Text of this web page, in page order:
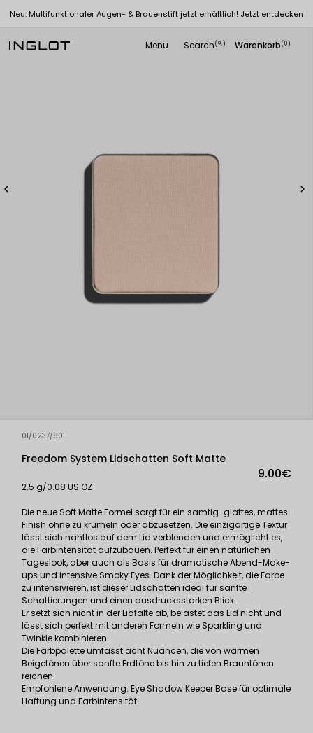
Neu: Multifunktionaler Augen- & Brauenstift jetzt erhältlich! Jetzt entdecken
Menu Search(
search ) Warenkorb(0)
 
01/0237/801
Freedom System Lidschatten Soft Matte
9.00€
2.5 g/0.08 US OZ
Die neue Soft Matte Formel sorgt für ein samtig-glattes, mattes
Finish ohne zu krümeln oder abzusetzen. Die einzigartige Textur
lässt sich nahtlos auf dem Lid verblenden und ermöglicht es,
die Farbintensität aufzubauen. Perfekt für einen natürlichen
Tageslook, aber auch als Basis für dramatische Abend-Make-
ups und intensive Smoky Eyes. Dank der Möglichkeit, die Farbe
zu intensivieren, ist dieser Lidschatten ideal für sanfte
Schattierungen und einen ausdrucksstarken Blick.
Er setzt sich nicht in der Lidfalte ab, belastet das Lid nicht und
lässt sich perfekt mit anderen Formeln wie Sparkling und
Twinkle kombinieren.
Die Farbpalette umfasst acht Nuancen, die von warmen
Beigetönen über sanfte Erdtöne bis hin zu tiefen Brauntönen
reichen.
Empfohlene Anwendung: Eye Shadow Keeper Base für optimale
Haftung und Farbintensität.